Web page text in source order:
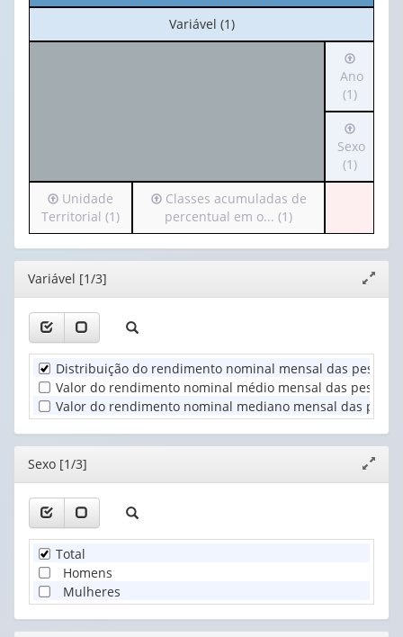
No
cabeçalho:
Variável (1)
Irá
para
o
(possui
apenas
1
valor):
(1)
Ano
(1)
Irá
para
o
1
valor):
Sexo
Sexo
(1)
Irá
para
o
cabeçalho
(possui
apenas
valor):
Unidade
Territorial
(1)
Unidade
Territorial (1)
Irá
para
o
cabeçalho
Classes
acumuladas
de
percentual
em
o...
Classes acumuladas de
percentual em o... (1)
Editor
janela
Variável [1/3]
Distribuição do rendimento nominal mensal das
Valor do rendimento nominal médio mensal das
Valor do rendimento nominal mediano mensal das
Editor
janela
Sexo [1/3]
Total
Homens
Mulheres